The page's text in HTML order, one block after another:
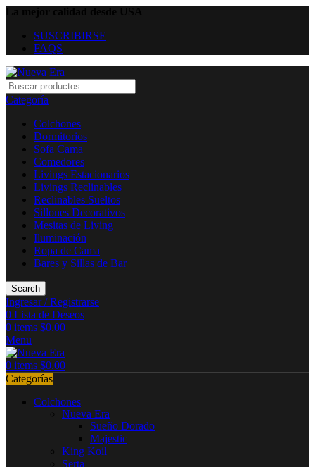
SUSCRIBIRSE
FAQS
Categoría
Colchones
Dormitorios
Sofa Cama
Comedores
Livings Estacionarios
Livings Reclinables
Reclinables Sueltos
Sillones Decorativos
Mesitas de Living
Iluminación
Ropa de Cama
Bares y Sillas de Bar
Search
Ingresar / Registrarse
0 Lista de Deseos
0 items $0.00
Menu
0 items $0.00
Categorías
Colchones
Nueva Era
Sueño Dorado
Majestic
King Koil
Serta